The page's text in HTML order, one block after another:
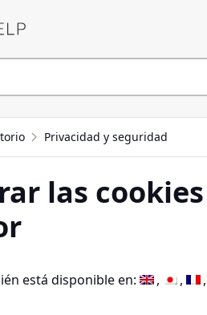
Privacidad y seguridad
las
está disponible en: